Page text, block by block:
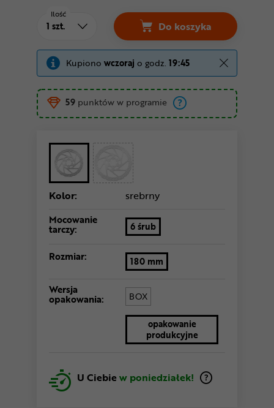
Ilość
Do koszyka
Tarcza hamulcowa
Kupiono wczoraj o godz. 19:45
59 punktów w programie
Kolor: srebrny
Mocowanie
tarczy: 6 śrub
Rozmiar: 180 mm
Wersja
opakowania: BOX
opakowanie
produkcyjne
U Ciebiew poniedziałek!